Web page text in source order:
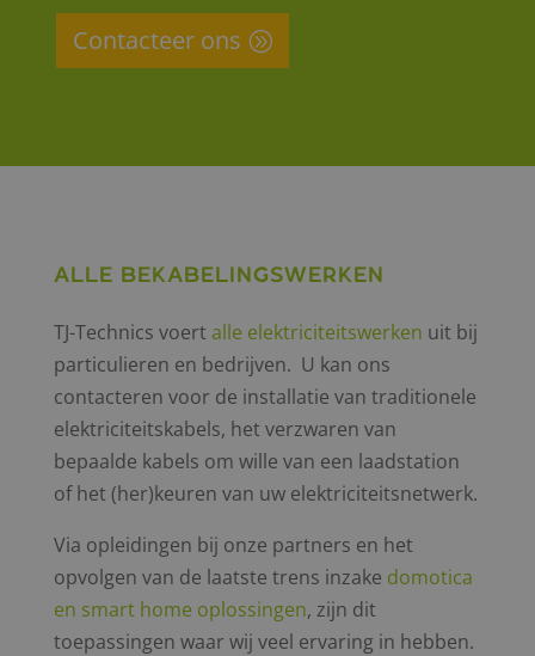
Contacteer ons
Alle bekabelingswerken
TJ-Technics voert alle elektriciteitswerken uit bij
particulieren en bedrijven. U kan ons
contacteren voor de installatie van traditionele
elektriciteitskabels, het verzwaren van
bepaalde kabels om wille van een laadstation
of het (her)keuren van uw elektriciteitsnetwerk.
Via opleidingen bij onze partners en het
opvolgen van de laatste trens inzake domotica
en smart home oplossingen, zijn dit
toepassingen waar wij veel ervaring in hebben.